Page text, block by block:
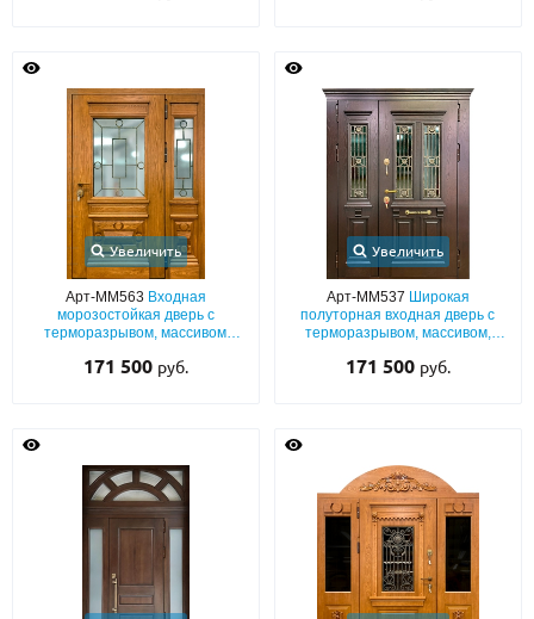
Увеличить
Арт-ММ563 Входная
морозостойкая дверь с
терморазрывом, массивом
ковкой и остеклением
171 500 руб.
Увеличить
Арт-ММ537 Широкая
полуторная входная дверь с
терморазрывом, массивом,
остеклением и решетками
171 500 руб.